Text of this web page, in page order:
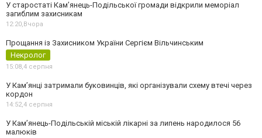
У старостаті Кам’янець-Подільської громади відкрили меморіал
загиблим захисникам
12:20, Вчора
Прощання із Захисником України Сергієм Вільчинським
Некролог
15:08,4 серпня
У Кам’янці затримали буковинців, які організували схему втечі через
кордон
14:52,4 серпня
У Кам’янець-Подільській міській лікарні за липень народилося 56
малюків